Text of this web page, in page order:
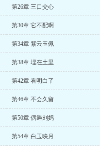
第26章 三口交心
第30章 它不配啊
第34章 紫云玉佩
第38章 埋在土里
第42章 看明白了
第46章 不会久留
第50章 偶遇刘妈
第54章 白玉映月